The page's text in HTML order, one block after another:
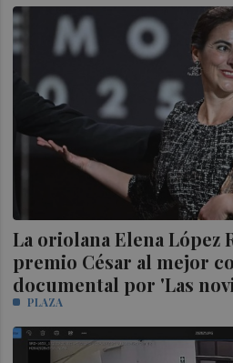
La oriolana Elena López
premio César al mejor
documental por 'Las
PLAZA